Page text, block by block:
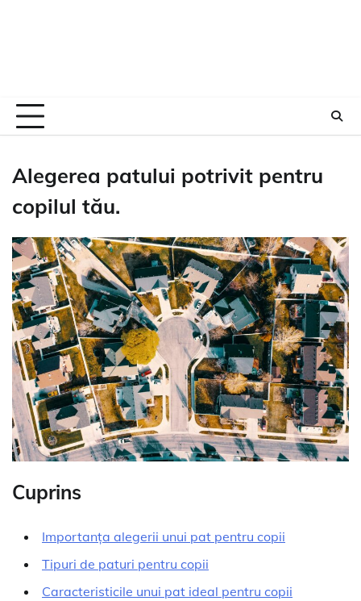
Alegerea patului potrivit pentru
copilul tău.
Cuprins
Importanța alegerii unui pat pentru copii
Tipuri de paturi pentru copii
Caracteristicile unui pat ideal pentru copii